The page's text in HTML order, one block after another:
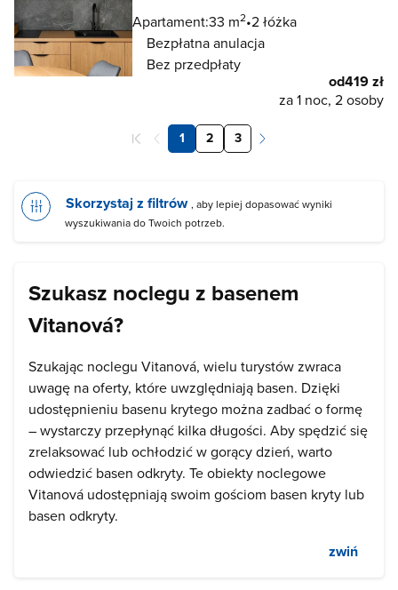
Apartament:33 m2 2 łóżka
Bezpłatna anulacja
Bez przedpłaty
od419 zł
za 1 noc, 2 osoby
1 2 3
Skorzystaj z filtrów , aby lepiej dopasować wyniki
wyszukiwania do Twoich potrzeb.
Szukasz noclegu z basenem
Vitanová?
Szukając noclegu Vitanová, wielu turystów zwraca
uwagę na oferty, które uwzględniają basen. Dzięki
udostępnieniu basenu krytego można zadbać o formę
– wystarczy przepłynąć kilka długości. Aby spędzić się
zrelaksować lub ochłodzić w gorący dzień, warto
odwiedzić basen odkryty. Te obiekty noclegowe
Vitanová udostępniają swoim gościom basen kryty lub
basen odkryty.
zwiń